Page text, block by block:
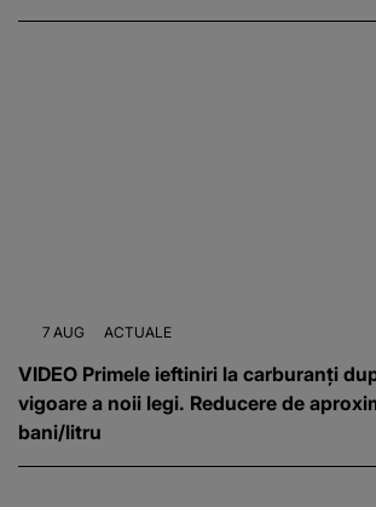
7 AUG ACTUALE
VIDEO Primele ieftiniri la carburanți
vigoare a noii legi. Reducere de
bani/litru